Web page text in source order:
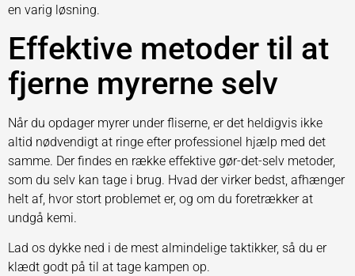
en varig løsning.
Effektive metoder til at
fjerne myrerne selv
Når du opdager myrer under fliserne, er det heldigvis ikke
altid nødvendigt at ringe efter professionel hjælp med det
samme. Der findes en række effektive gør-det-selv metoder,
som du selv kan tage i brug. Hvad der virker bedst, afhænger
helt af, hvor stort problemet er, og om du foretrækker at
undgå kemi.
Lad os dykke ned i de mest almindelige taktikker, så du er
klædt godt på til at tage kampen op.